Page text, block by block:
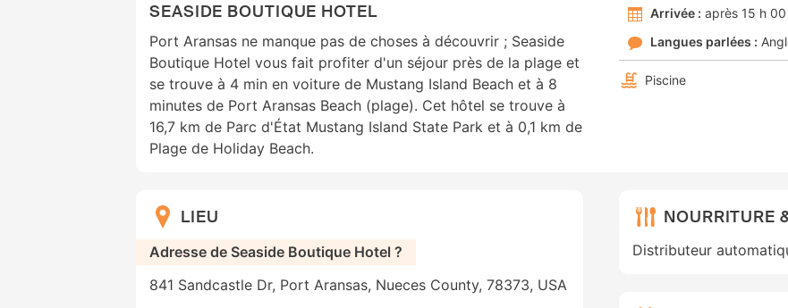
SEASIDE BOUTIQUE HOTEL
Port Aransas ne manque pas de choses à découvrir ; Seaside
Boutique Hotel vous fait profiter d'un séjour près de la plage et
se trouve à 4 min en voiture de Mustang Island Beach et à 8
minutes de Port Aransas Beach (plage). Cet hôtel se trouve à
16,7 km de Parc d'État Mustang Island State Park et à 0,1 km de
Plage de Holiday Beach.
Arrivée : après 15 h 00
Langues parlées :
Piscine
LIEU
Adresse de Seaside Boutique Hotel ?
841 Sandcastle Dr, Port Aransas, Nueces County, 78373, USA
NOURRITURE
Distributeur